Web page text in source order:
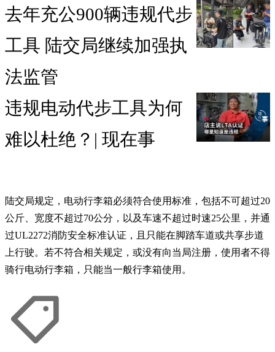
去年充公900辆违规代步
工具 陆交局继续加强执
法监管
违规电动代步工具为何
难以杜绝？| 现在事
陆交局规定，电动行李箱必须符合使用标准，包括不可超过20
公斤、宽度不超过70公分，以及车速不超过时速25公里，并通
过UL2272消防安全标准认证，且只能在脚踏车道或共享步道
上行驶。若不符合相关规定，或没有向当局注册，使用者不得
骑行电动行李箱，只能当一般行李箱使用。